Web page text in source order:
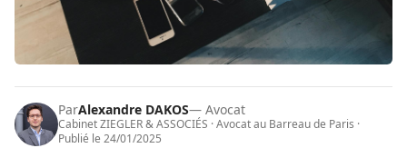
ParAlexandre DAKOS— Avocat
Cabinet ZIEGLER & ASSOCIÉS · Avocat au Barreau de Paris ·
Publié le 24/01/2025